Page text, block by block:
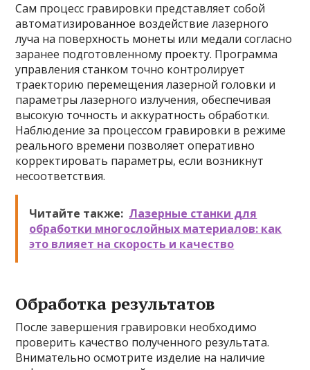
Сам процесс гравировки представляет собой
автоматизированное воздействие лазерного
луча на поверхность монеты или медали согласно
заранее подготовленному проекту. Программа
управления станком точно контролирует
траекторию перемещения лазерной головки и
параметры лазерного излучения, обеспечивая
высокую точность и аккуратность обработки.
Наблюдение за процессом гравировки в режиме
реального времени позволяет оперативно
корректировать параметры, если возникнут
несоответствия.
Читайте также: Лазерные станки для
обработки многослойных материалов: как
это влияет на скорость и качество
Обработка результатов
После завершения гравировки необходимо
проверить качество полученного результата.
Внимательно осмотрите изделие на наличие